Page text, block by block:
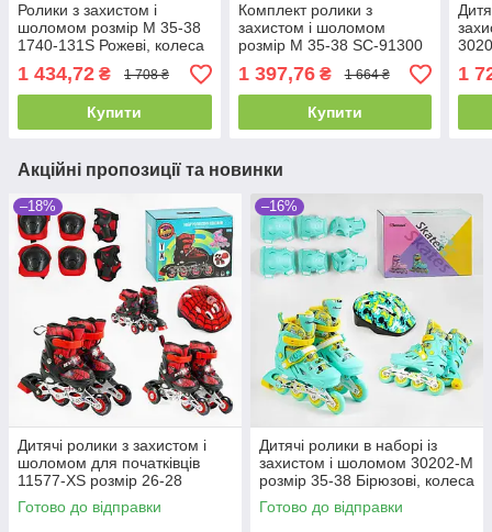
Ролики з захистом і
шоломом розмір М 35-38
1740-131S Рожеві, колеса
PU, у сумці
1 434,72 ₴ 1 708 ₴
Купити
Комплект ролики з
захистом і шоломом
розмір М 35-38 SC-91300
М Рожеві, колеса PU, у
сумці
1 397,76₴ 1 664 ₴
Купити
1
Акційні пропозиції та новинки
–18%
Дитячі ролики з захистом і
шоломом для початківців
11577-XS розмір 26-28
Червоні, колеса PVC,
переставні колеса
Готово до відправки
–16%
Дитячі ролики в наборі із
захистом і шоломом 30202-М
розмір 35-38 Бірюзові, колеса
PU — безшумні
Готово до відправки